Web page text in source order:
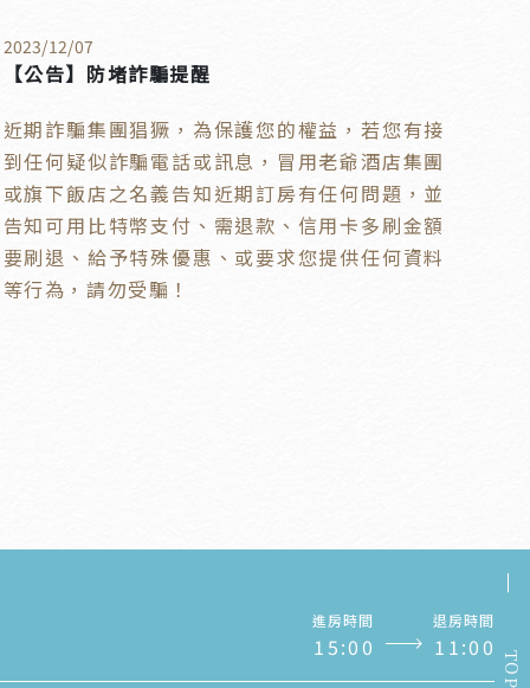
2023/12/07
【公告】防堵詐騙提醒
近期詐騙集團猖獗，為保護您的權益，若您有接
到任何疑似詐騙電話或訊息，冒用老爺酒店集團
或旗下飯店之名義告知近期訂房有任何問題，並
告知可用比特幣支付、需退款、信用卡多刷金額
要刷退、給予特殊優惠、或要求您提供任何資料
等行為，請勿受騙！
TOP
進房時間
15:00
退房時間
1 1:00